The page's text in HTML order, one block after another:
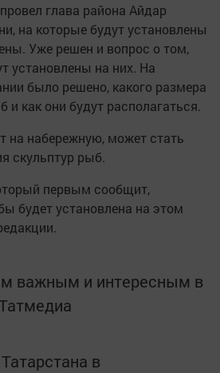
глава района Айдар
на которые будут установлены
Уже решен и вопрос о том,
установлены на них. На
было решено, какого размера
и как они будут располагаться.
на набережную, может стать
скульптур рыб.
первым сообщит,
будет установлена на этом
важным и интересным в
в